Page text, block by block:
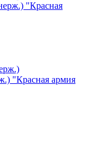
"Красная
"Красная армия